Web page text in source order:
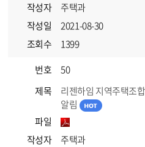
작성자
주택과
작성일
2021-08-30
조회수
1399
번호
50
제목
리젠하임 지역주택조
알림
파일
작성자
주택과